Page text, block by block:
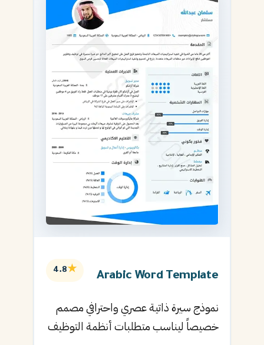
Arabic Word Template
★
4.8
نموذج سيرة ذاتية عصري واحترافي مصمم
خصيصاً ليناسب متطلبات أنظمة التوظيف